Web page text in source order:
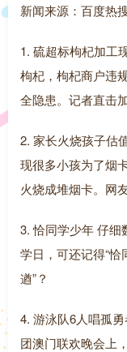
新闻来源：百度热
1. 硫超标枸杞加工
枸杞，枸杞商户违
全隐患。记者直击
2. 家长火烧孩子估
现很多小孩为了烟
火烧成堆烟卡。网
3. 恰同学少年 仔细
学日，可还记得“
遒”？
4. 游泳队6人唱孤
团澳门联欢晚会上